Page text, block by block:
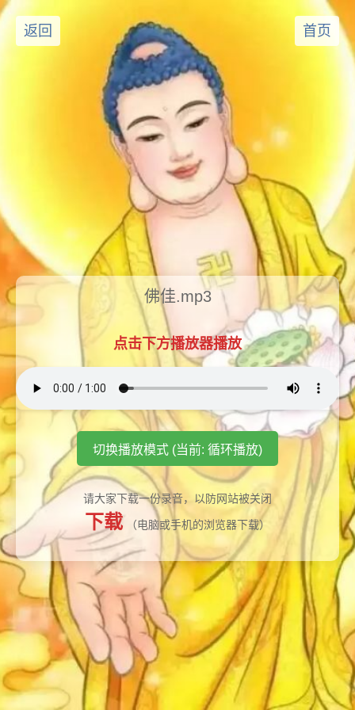
返回 首页
佛佳.mp3
点击下方播放器播放
切换播放模式 (当前: 循环播放)
请大家下载一份录音，以防网站被关闭
下载 （电脑或手机的浏览器下载）